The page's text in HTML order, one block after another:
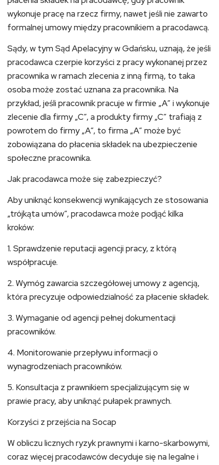
wykonuje pracę na rzecz firmy, nawet jeśli nie zawarto
formalnej umowy między pracownikiem a pracodawcą.
Sądy, w tym Sąd Apelacyjny w Gdańsku, uznają, że jeśli
pracodawca czerpie korzyści z pracy wykonanej przez
pracownika w ramach zlecenia z inną firmą, to taka
osoba może zostać uznana za pracownika. Na
przykład, jeśli pracownik pracuje w firmie „A” i wykonuje
zlecenie dla firmy „C”, a produkty firmy „C” trafiają z
powrotem do firmy „A”, to firma „A” może być
zobowiązana do płacenia składek na ubezpieczenie
społeczne pracownika.
Jak pracodawca może się zabezpieczyć?
Aby uniknąć konsekwencji wynikających ze stosowania
„trójkąta umów”, pracodawca może podjąć kilka
kroków:
1. Sprawdzenie reputacji agencji pracy, z którą
współpracuje.
2. Wymóg zawarcia szczegółowej umowy z agencją,
która precyzuje odpowiedzialność za płacenie składek.
3. Wymaganie od agencji pełnej dokumentacji
pracowników.
4. Monitorowanie przepływu informacji o
wynagrodzeniach pracowników.
5. Konsultacja z prawnikiem specjalizującym się w
prawie pracy, aby uniknąć pułapek prawnych.
Korzyści z przejścia na Socap
W obliczu licznych ryzyk prawnymi i karno-skarbowymi,
coraz więcej pracodawców decyduje się na legalne i